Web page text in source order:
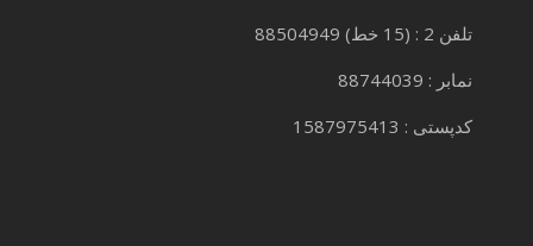
تلفن 2 : (15 خط) 88504949
نمابر : 88744039
کدپستی : 1587975413